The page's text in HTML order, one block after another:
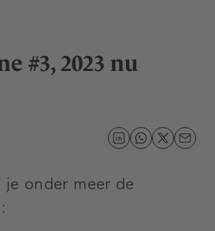
#3, 2023 nu
onder meer de